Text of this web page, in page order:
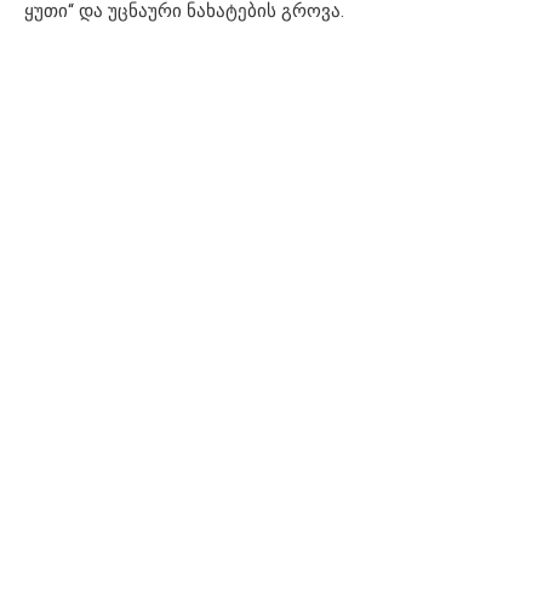
ყუთი“ და უცნაური ნახატების გროვა.